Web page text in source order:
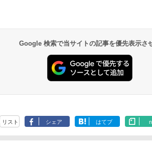
Google 検索で当サイトの記事を優先表示さ
リスト シェア はてブ